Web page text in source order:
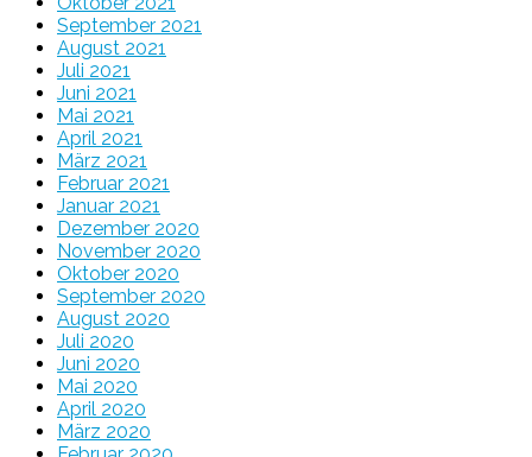
September 2021
August 2021
Juli 2021
Juni 2021
Mai 2021
April 2021
März 2021
Februar 2021
Januar 2021
Dezember 2020
November 2020
Oktober 2020
September 2020
August 2020
Juli 2020
Juni 2020
Mai 2020
April 2020
März 2020